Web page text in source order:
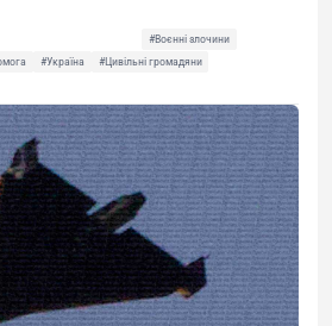
#Воєнні злочини
#Україна
#Цивільні громадяни